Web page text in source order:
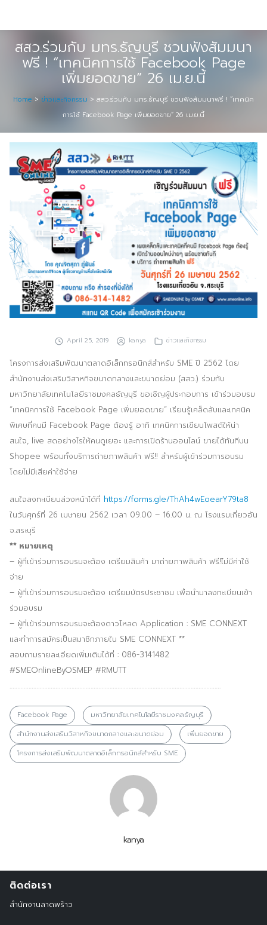
Event & Exhibition Solution
intro
Media Solution
Seminar Service Solution
Trading & E-Commerce Solution
ข้อมูลบริษัท
จัดงานแสดงสินค้าและอีเว้นท์ต่าง ๆ
ติดต่อเรา
บริการของเรา
ประชาสัมพันธ์ผ่านสื่อออฟไลน์และสื่อออนไลน์
ผลงานของเรา
ผลิตสิ่งพิมพ์และที่เกี่ยวข้อง
พัฒนาผลิตภัณฑ์
หน้าแรก
อบรมสัมมนาออฟไลน์และออนไลน์
for:
Search
สสว.ร่วมกับ มทร.ธัญบุรี ชวนฟังสัมมนา
ฟรี ! “เทคนิคการใช้ Facebook Page
เพิ่มยอดขาย” 26 เม.ย.นี้
Home > ข่าวและกิจกรรม > สสว.ร่วมกับ มทร.ธัญบุรี ชวนฟังสัมมนาฟรี ! “เทคนิค
การใช้ Facebook Page เพิ่มยอดขาย” 26 เม.ย.นี้
April 25, 2019 kanya ข่าวและกิจกรรม
โครงการส่งเสริมพัฒนาตลาดอิเล็กทรอนิกส์สำหรับ SME ปี 2562 โดย
สำนักงานส่งเสริมวิสาหกิจขนาดกลางและขนาดย่อม (สสว.) ร่วมกับ
มหาวิทยาลัยเทคโนโลยีราชมงคลธัญบุรี ขอเชิญผู้ประกอบการ เข้าร่วมอบรม
“เทคนิคการใช้ Facebook Page เพิ่มยอดขาย” เรียนรู้เคล็ดลับและเทคนิค
พิเศษที่คนมี Facebook Page ต้องรู้ อาทิ เทคนิคการเขียนโพสต์ให้น่า
สนใจ, live สดอย่างไรให้คนดูเยอะ และการเปิดร้านออนไลน์ ขายได้ทันทีบน
Shopee พร้อมทั้งบริการถ่ายภาพสินค้า ฟรี!! สำหรับผู้เข้าร่วมการอบรม
โดยไม่มีเสียค่าใช้จ่าย
สนใจลงทะเบียนล่วงหน้าได้ที่ https://forms.gle/ThAh4wEoearY79ta8
ในวันศุกร์ที่ 26 เมษายน 2562 เวลา 09.00 – 16.00 น. ณ โรงแรมเกี่ยวอัน
จ.สระบุรี
** หมายเหตุ
– ผู้ที่เข้าร่วมการอบรมจะต้อง เตรียมสินค้า มาถ่ายภาพสินค้า ฟรี!ไม่มีค่าใช้
จ่าย
– ผู้ที่เข้าร่วมการอบรมจะต้อง เตรียมบัตรประชาชน เพื่อนำมาลงทะเบียนเข้า
ร่วมอบรม
– ผู้ที่เข้าร่วมการอบรมจะต้องดาวโหลด Application : SME CONNEXT
และทำการสมัครเป็นสมาชิกภายใน SME CONNEXT **
สอบถามรายละเอียดเพิ่มเติมได้ที่ : 086-3141482
#SMEOnlineByOSMEP #RMUTT
…………………………………………………………………………………………………………………….
Facebook Page
มหาวิทยาลัยเทคโนโลยีราชมงคลธัญบุรี
สำนักงานส่งเสริมวิสาหกิจขนาดกลางและขนาดย่อม
เพิ่มยอดขาย
โครงการส่งเสริมพัฒนาตลาดอิเล็กทรอนิกส์สำหรับ SME
kanya
ติดต่อเรา
สำนักงานลาดพร้าว